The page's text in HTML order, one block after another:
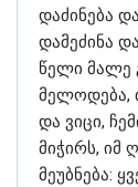
დაძინება
დამეძინა
წელი მალე
მელოდება,
და ვიცი,
მიჭირს, იმ
მეუბნება: